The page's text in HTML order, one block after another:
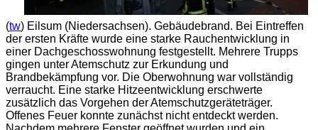
(tw) Eilsum (Niedersachsen). Gebäudebrand. Bei Eintreffen
der ersten Kräfte wurde eine starke Rauchentwicklung in
einer Dachgeschosswohnung festgestellt. Mehrere Trupps
gingen unter Atemschutz zur Erkundung und
Brandbekämpfung vor. Die Oberwohnung war vollständig
verraucht. Eine starke Hitzeentwicklung erschwerte
zusätzlich das Vorgehen der Atemschutzgeräteträger.
Offenes Feuer konnte zunächst nicht entdeckt werden.